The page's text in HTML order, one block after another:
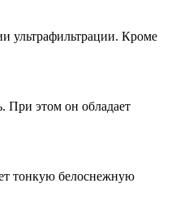
ультрафильтрации. Кроме
При этом он обладает
тонкую белоснежную